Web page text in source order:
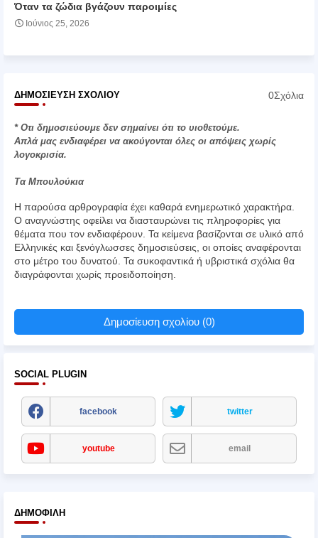
Όταν τα ζώδια βγάζουν παροιμίες
Ιούνιος 25, 2026
ΔΗΜΟΣΊΕΥΣΗ ΣΧΟΛΊΟΥ 0Σχόλια
* Οτι δημοσιεύουμε δεν σημαίνει ότι το υιοθετούμε.
Απλά μας ενδιαφέρει να ακούγονται όλες οι απόψεις χωρίς
λογοκρισία.
Τα Μπουλούκια
Η παρούσα αρθρογραφία έχει καθαρά ενημερωτικό χαρακτήρα.
Ο αναγνώστης οφείλει να διασταυρώνει τις πληροφορίες για
θέματα που τον ενδιαφέρουν. Τα κείμενα βασίζονται σε υλικό από
Ελληνικές και ξενόγλωσσες δημοσιεύσεις, οι οποίες αναφέρονται
στο μέτρο του δυνατού. Τα συκοφαντικά ή υβριστικά σχόλια θα
διαγράφονται χωρίς προειδοποίηση.
Δημοσίευση σχολίου (0)
SOCIAL PLUGIN
facebook twitter
youtube email
ΔΗΜΟΦΙΛΉ